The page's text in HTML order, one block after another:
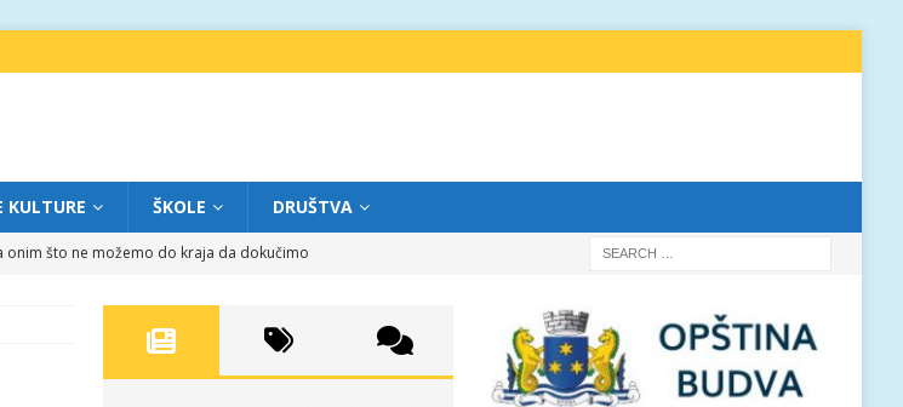
KULTURE ŠKOLE DRUŠTVA
onim što ne možemo do kraja da dokučimo
između crkava
FOKUS